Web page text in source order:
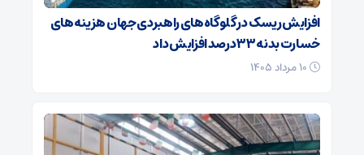
افزایش ریسک‌ در گلوگاه‌های راهبردی جهان هزینه‌های
خسارت بدنه ۳۳ درصد افزایش داد